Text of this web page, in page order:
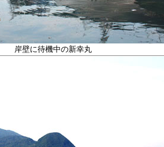
岸壁に待機中の新幸丸